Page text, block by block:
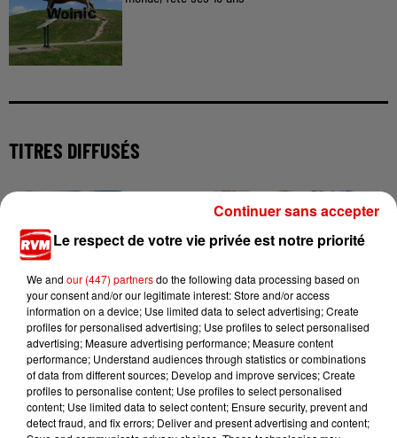
TITRES DIFFUSÉS
JEREMY FREROT
Frerot
SHANIA TWAIN
I'm Gonna Getcha
Good !
9h07
9h07
JUNGELI FEAT. EMMA
Juste Un Peu
Le respect de votre vie privée est notre priorité
We and our (447) partnersdo the following data processing based on
your consent and/or our legitimate interest: Store and/or access
information on a device; Use limited data to select advertising; Create
profiles for personalised advertising; Use profiles to select personalised
advertising; Measure advertising performance; Measure content
performance; Understand audiences through statistics or combinations
of data from different sources; Develop and improve services; Create
profiles to personalise content; Use profiles to select personalised
content; Use limited data to select content; Ensure security, prevent and
detect fraud, and fix errors; Deliver and present advertising and content;
Continuer sans accepter